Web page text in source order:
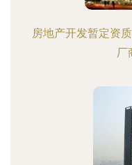
房地产开发暂定资
厂